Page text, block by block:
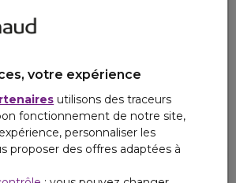
votre expérience
utilisons des traceurs
fonctionnement de notre site,
personnaliser les
proposer des offres adaptées à